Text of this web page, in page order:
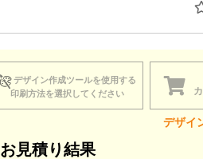
デザイン作成ツールを使用する
印刷方法を選択してください
デザイ
お見積り結果